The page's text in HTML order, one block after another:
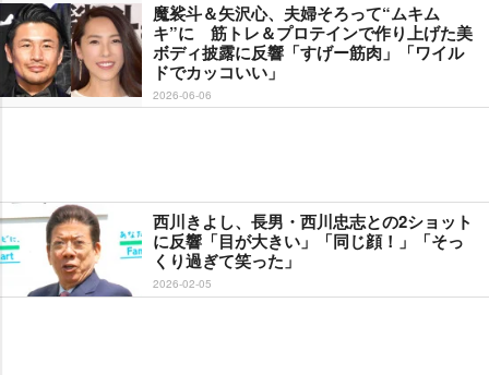
魔裟斗＆矢沢心、夫婦そろって“ムキム
キ”に 筋トレ＆プロテインで作り上げた美
ボディ披露に反響「すげー筋肉」「ワイル
ドでカッコいい」
2026-06-06
西川きよし、長男・西川忠志との2ショット
に反響「目が大きい」「同じ顔！」「そっ
くり過ぎて笑った」
2026-02-05